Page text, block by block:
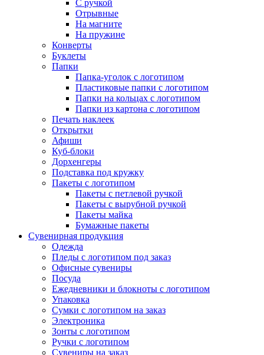
С ручкой
Отрывные
На магните
На пружине
Конверты
Буклеты
Папки
Папка-уголок с логотипом
Пластиковые папки с логотипом
Папки на кольцах с логотипом
Папки из картона с логотипом
Печать наклеек
Открытки
Афиши
Куб-блоки
Дорхенгеры
Подставка под кружку
Пакеты с логотипом
Пакеты с петлевой ручкой
Пакеты с вырубной ручкой
Пакеты майка
Бумажные пакеты
Сувенирная продукция
Одежда
Пледы с логотипом под заказ
Офисные сувениры
Посуда
Ежедневники и блокноты с логотипом
Упаковка
Сумки с логотипом на заказ
Электроника
Зонты с логотипом
Ручки с логотипом
Сувениры на заказ